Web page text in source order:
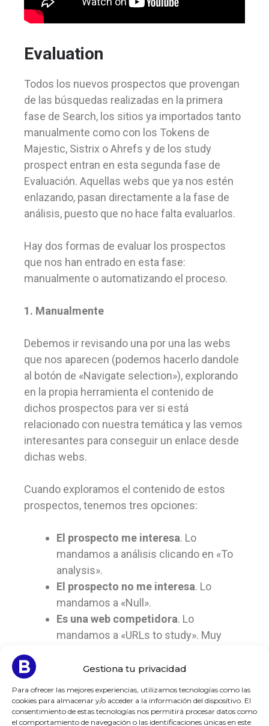
Gestiona tu privacidad
Para ofrecer las mejores experiencias, utilizamos tecnologías como las
cookies para almacenar y/o acceder a la información del dispositivo. El
consentimiento de estas tecnologías nos permitirá procesar datos como
el comportamiento de navegación o las identificaciones únicas en este
Evaluation
Todos los nuevos prospectos que provengan
de las búsquedas realizadas en la primera
fase de Search, los sitios ya importados tanto
manualmente como con los Tokens de
Majestic, Sistrix o Ahrefs y de los study
prospect entran en esta segunda fase de
Evaluación. Aquellas webs que ya nos estén
enlazando, pasan directamente a la fase de
análisis, puesto que no hace falta evaluarlos.
Hay dos formas de evaluar los prospectos
que nos han entrado en esta fase:
manualmente o automatizando el proceso.
1. Manualmente
Debemos ir revisando una por una las webs
que nos aparecen (podemos hacerlo dandole
al botón de «Navigate selection»), explorando
en la propia herramienta el contenido de
dichos prospectos para ver si está
relacionado con nuestra temática y las vemos
interesantes para conseguir un enlace desde
dichas webs.
Cuando exploramos el contenido de estos
prospectos, tenemos tres opciones:
El prospecto me interesa. Lo
mandamos a análisis clicando en «To
analysis».
El prospecto no me interesa. Lo
mandamos a «Null».
Es una web competidora. Lo
mandamos a «URLs to study». Muy
obtener los enlaces de nuestros
prospectos basados en estos enlaces.